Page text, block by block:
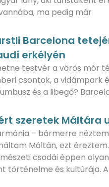
ma pedig már
Barcelona
erkélyén
testvér a vörös mór
csontok, a vidámpark
és a libegő?
szeretek Máltára
– bármerre
Máltán, ezt
csodái éppen
történelme és kultúrája. A